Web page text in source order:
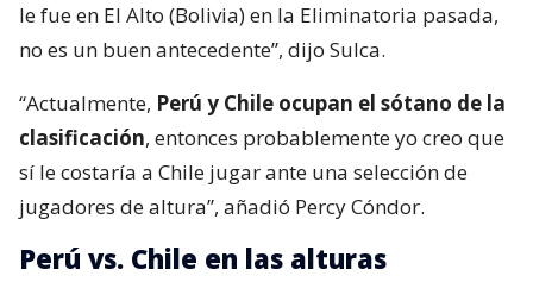
le fue en El Alto (Bolivia) en la Eliminatoria pasada,
no es un buen antecedente”, dijo Sulca.
“Actualmente, Perú y Chile ocupan el sótano de la
clasificación, entonces probablemente yo creo que
sí le costaría a Chile jugar ante una selección de
jugadores de altura”, añadió Percy Cóndor.
Perú vs. Chile en las alturas